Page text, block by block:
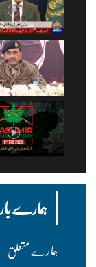
ہمارے
ہما رے متعلق